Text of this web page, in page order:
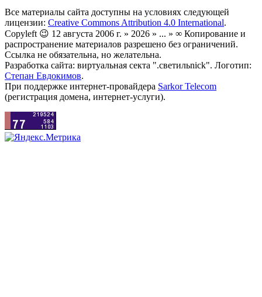
Все материалы сайта доступны на условиях следующей
лицензии: Creative Commons Attribution 4.0 International.
Copyleft 😉 12 августа 2006 г. » 2026 » ... » ∞ Копирование и
распространение материалов разрешено без ограничений.
Ссылка не обязательна, но желательна.
Разработка сайта: виртуальная секта ".светильnick". Логотип:
Степан Евдокимов.
При поддержке интернет-провайдера Sarkor Telecom
(регистрация домена, интернет-услуги).